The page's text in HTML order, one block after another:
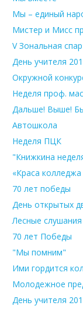
Мы – единый
Мистер и Мисс
V Зональная
День учителя
Окружной
Неделя проф.
Дальше! Выше!
Автошкола
Неделя ПЦК
"Книжкина
«Краса колледжа
70 лет победы
День открытых
Лесные слушания
70 лет Победы
"Мы помним"
Ими гордится
Молодежное
День учителя